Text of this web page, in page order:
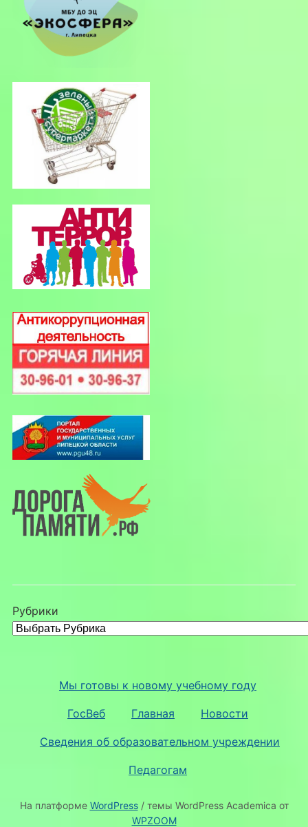
Рубрики
Мы готовы к новому учебному году
ГосВеб Главная Новости
Сведения об образовательном учреждении
Педагогам
На платформе WordPress/ темы WordPress Academica от
WPZOOM